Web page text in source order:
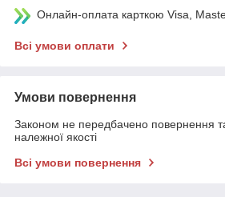
Онлайн-оплата карткою Visa,
Всі умови оплати
Умови повернення
Законом не передбачено повернення
належної якості
Всі умови повернення